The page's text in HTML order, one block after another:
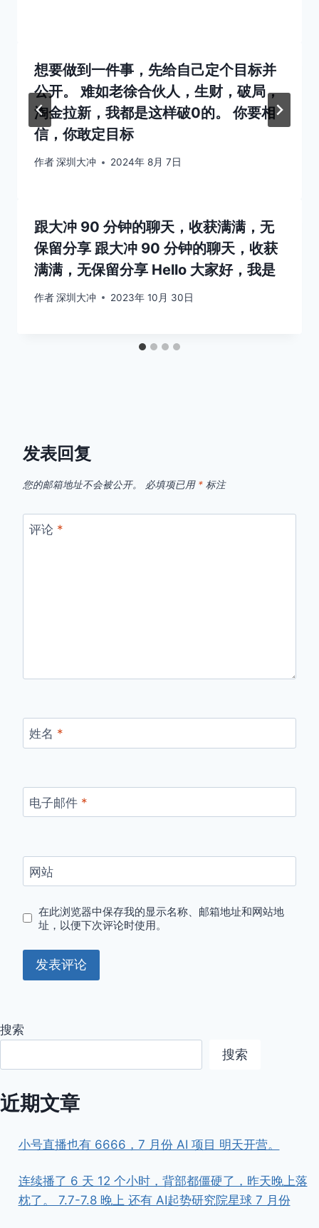
想要做到一件事，先给自己定个目标并
公开。 难如老徐合伙人，生财，破局，
淘金拉新，我都是这样破0的。 你要相
信，你敢定目标
作者深圳大冲 2024年 8月 7日
跟大冲 90 分钟的聊天，收获满满，无
保留分享 跟大冲 90 分钟的聊天，收获
满满，无保留分享 Hello 大家好，我是
作者深圳大冲 2023年 10月 30日
发表回复
您的邮箱地址不会被公开。 必填项已用 * 标注
评论 *
姓名 *
电子邮件 *
网站
在此浏览器中保存我的显示名称、邮箱地址和网站地
址，以便下次评论时使用。
搜索
搜索
近期文章
小号直播也有 6666，7 月份 AI 项目 明天开营。
连续播了 6 天 12 个小时，背部都僵硬了，昨天晚上落
枕了。 7.7-7.8 晚上 还有 AI起势研究院星球 7 月份